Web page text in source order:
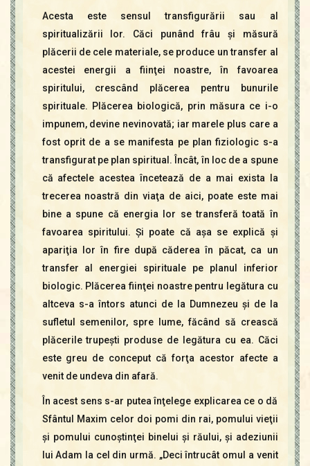
Acesta este sensul transfigurării sau al
spiritualizării lor. Căci punând frâu şi măsură
plăcerii de cele materiale, se produce un transfer al
acestei energii a fiinţei noastre, în favoarea
spiritului, crescând plăcerea pentru bunurile
spirituale. Plăcerea biologică, prin măsura ce i-o
impunem, devine nevinovată; iar marele plus care a
fost oprit de a se manifesta pe plan fiziologic s-a
transfigurat pe plan spiritual. Încât, în loc de a spune
că afectele acestea încetează de a mai exista la
trecerea noastră din viaţa de aici, poate este mai
bine a spune că energia lor se transferă toată în
favoarea spiritului. Şi poate că aşa se explică şi
apariţia lor în fire după căderea în păcat, ca un
transfer al energiei spirituale pe planul inferior
biologic. Plăcerea fiinţei noastre pentru legătura cu
altceva s-a întors atunci de la Dumnezeu şi de la
sufletul semenilor, spre lume, făcând să crească
plăcerile trupeşti produse de legătura cu ea. Căci
este greu de conceput că forţa acestor afecte a
venit de undeva din afară.
În acest sens s-ar putea înţelege explicarea ce o dă
Sfântul Maxim celor doi pomi din rai, pomului vieţii
şi pomului cunoştinţei binelui şi răului, şi adeziunii
lui Adam la cel din urmă. „Deci întrucât omul a venit